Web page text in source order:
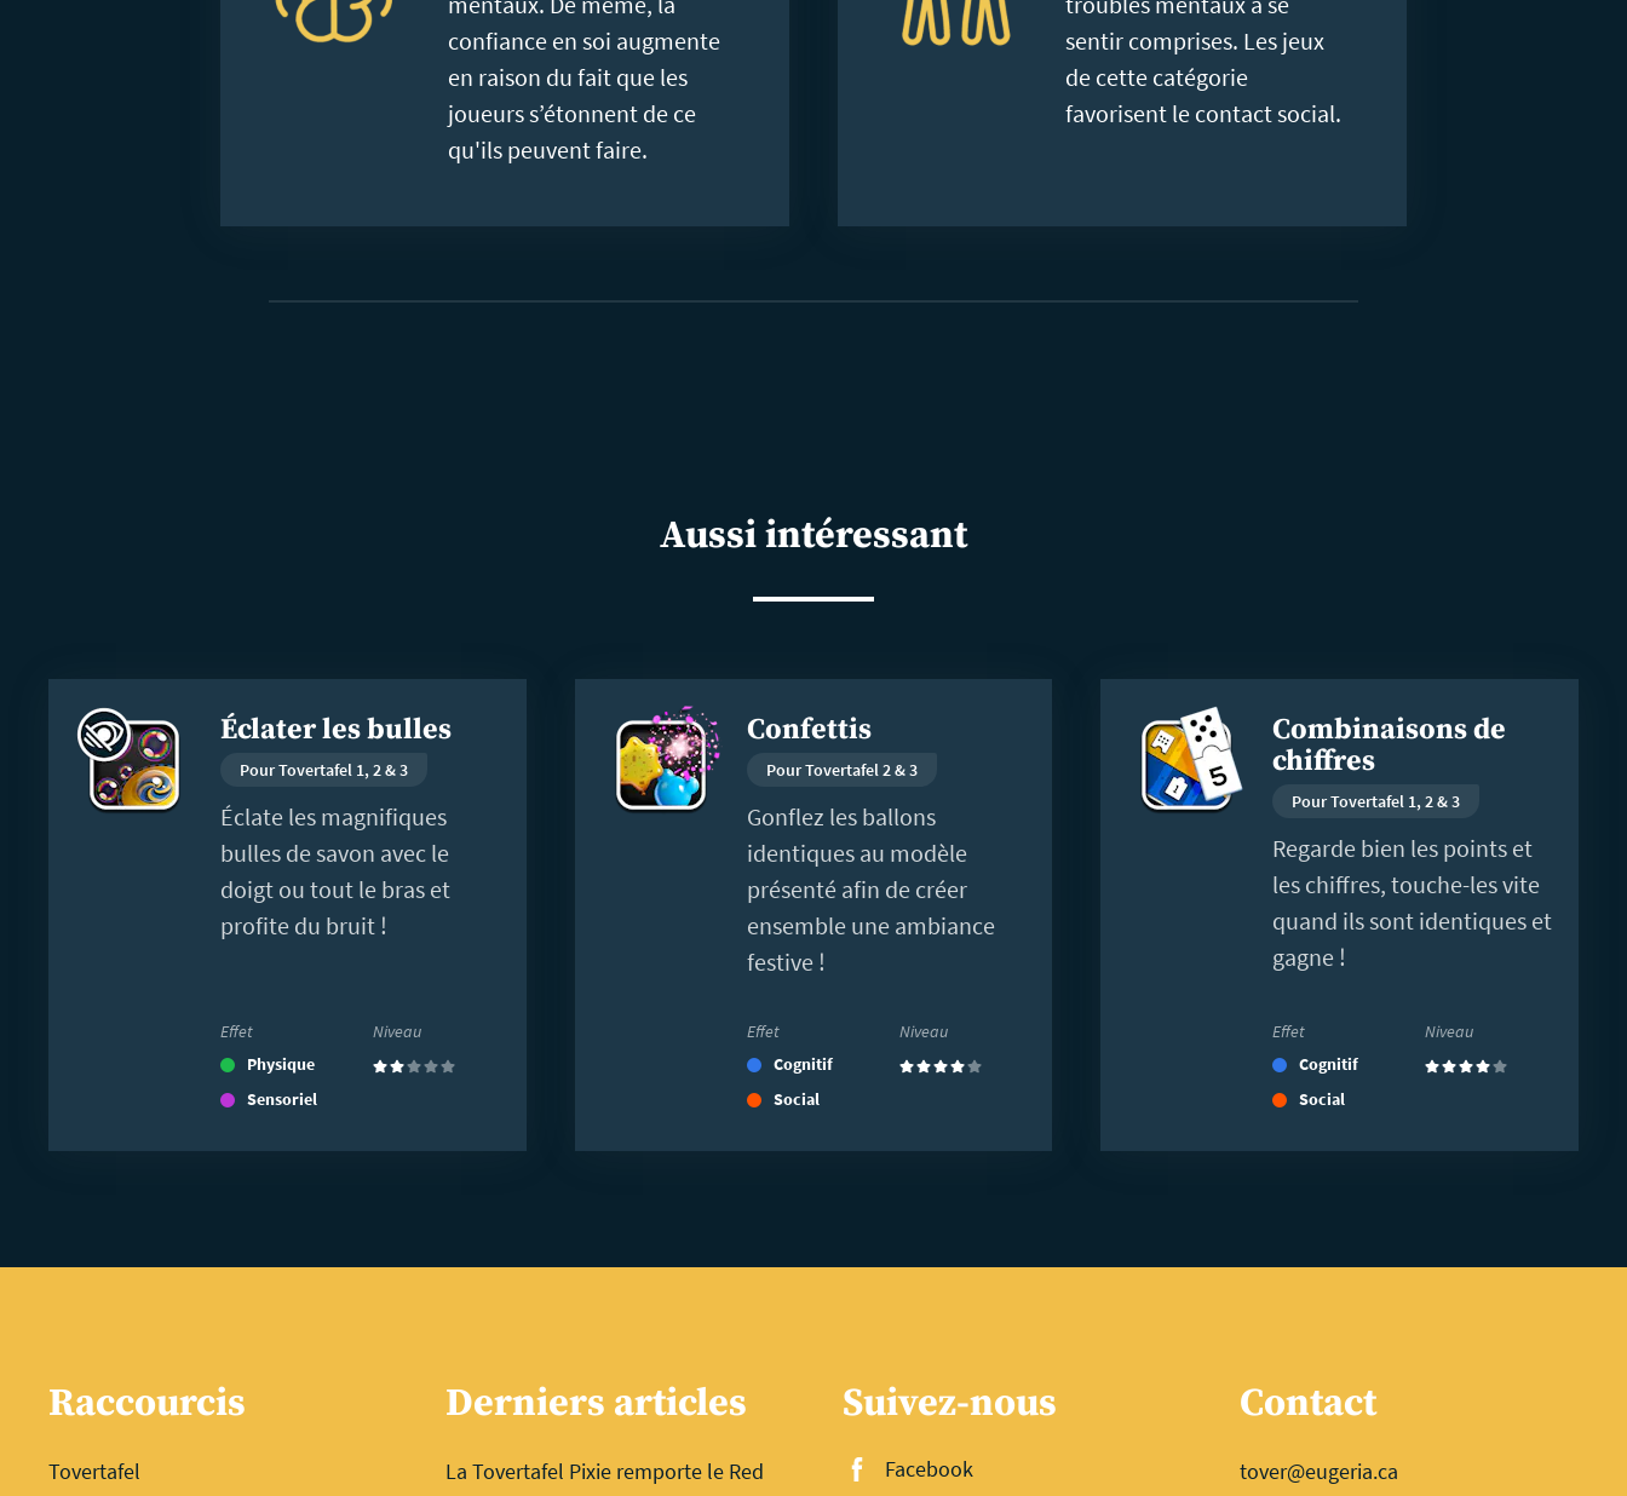
confiance en soi augmente
en raison du fait que les
joueurs s’étonnent de ce
qu'ils peuvent faire.
sentir comprises. Les jeux
de cette catégorie
favorisent le contact social.
Aussi intéressant
Éclater les bulles
Pour Tovertafel 1, 2 & 3
Éclate les magnifiques
bulles de savon avec le
doigt ou tout le bras et
profite du bruit !
Effet
Physique
Sensoriel
Niveau
(2)
savoir
plus
Confettis
Pour Tovertafel 2 & 3
Gonflez les ballons
identiques au modèle
présenté afin de créer
ensemble une ambiance
festive !
Effet
Cognitif
Social
Niveau
(4)
savoir
Combinaisons de
chiffres
Pour Tovertafel 1, 2 & 3
Regarde bien les points et
les chiffres, touche-les vite
quand ils sont identiques et
gagne !
Effet
Cognitif
Social
Niveau
(4)
savoir
Raccourcis
Tovertafel
Derniers articles
La Tovertafel Pixie remporte le Red
Suivez-nous
Facebook
Contact
tover@eugeria.ca